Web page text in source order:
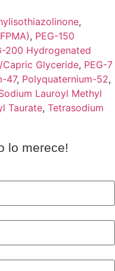
,
, PEG-150
200 Hydrogenated
Glyceride, PEG-7
47, Polyquaternium-52,
Lauroyl Methyl
Taurate, Tetrasodium
lo merece!